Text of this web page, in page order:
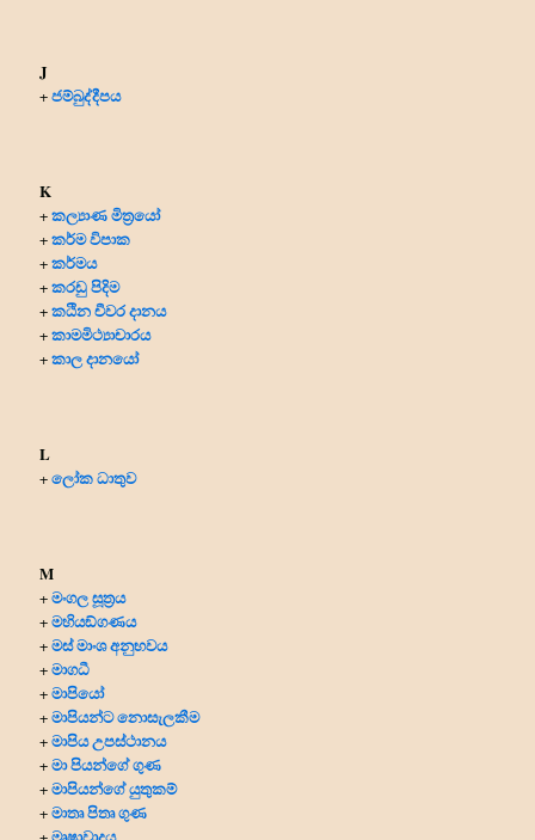
J
+ජම්බුද්දීපය
K
+කල්‍යාණ මිත්‍රයෝ
+කර්ම විපාක
+කර්මය
+කරඩු පිදිම
+කඨින චීවර දානය
+කාමමිථ්‍යාචාරය
+කාල දානයෝ
L
+ලෝක ධාතුව
M
+මංගල සූත්‍රය
+මහියඞ්ගණය
+මස් මාංශ අනුභවය
+මාගධී
+මාපියෝ
+මාපියන්ට නොසැලකීම
+මාපිය උපස්ථානය
+මා පියන්ගේ ගුණ
+මාපියන්ගේ යුතුකම්
+මාතෘ පිතෘ ගුණ
මෘෂාවාදය